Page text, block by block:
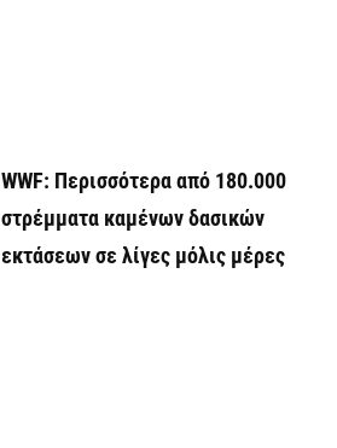
WWF: Περισσότερα από 180.000
στρέμματα καμένων δασικών
εκτάσεων σε λίγες μόλις μέρες